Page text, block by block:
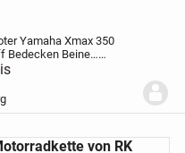
Yamaha Xmax 350
Bedecken Beine…
in sehr gute zustand Stoff
Beine Speziale für Big
Yamaha X-Max oder
von RK